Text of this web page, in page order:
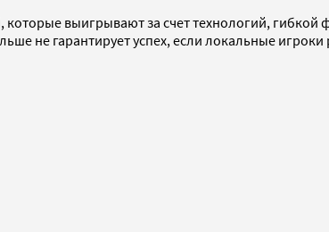
выигрывают за счет технологий,
не гарантирует успех, если локальные